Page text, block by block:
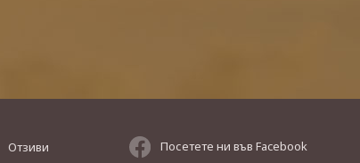
Отзиви Посетете ни във Facebook